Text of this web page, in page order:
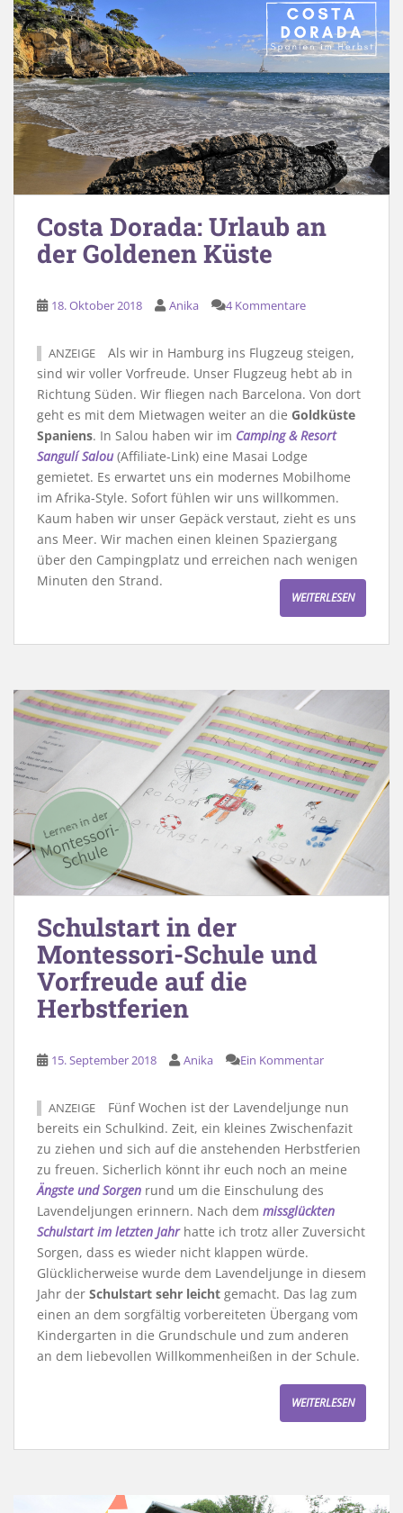
Costa Dorada: Urlaub an
der Goldenen Küste
18. Oktober 2018 Anika 4 Kommentare
ANZEIGE
Als wir in Hamburg ins Flugzeug steigen,
sind wir voller Vorfreude. Unser Flugzeug hebt ab in
Richtung Süden. Wir fliegen nach Barcelona. Von dort
geht es mit dem Mietwagen weiter an die Goldküste
Spaniens. In Salou haben wir im Camping & Resort
Sangulí Salou (Affiliate-Link) eine Masai Lodge
gemietet. Es erwartet uns ein modernes Mobilhome
im Afrika-Style. Sofort fühlen wir uns willkommen.
Kaum haben wir unser Gepäck verstaut, zieht es uns
ans Meer. Wir machen einen kleinen Spaziergang
über den Campingplatz und erreichen nach wenigen
Minuten den Strand.
WEITERLESEN
Schulstart in der
Montessori-Schule und
Vorfreude auf die
Herbstferien
15. September 2018 Anika Ein Kommentar
ANZEIGE
Fünf Wochen ist der Lavendeljunge nun
bereits ein Schulkind. Zeit, ein kleines Zwischenfazit
zu ziehen und sich auf die anstehenden Herbstferien
zu freuen. Sicherlich könnt ihr euch noch an meine
Ängste und Sorgen rund um die Einschulung des
Lavendeljungen erinnern. Nach dem missglückten
Schulstart im letzten Jahrhatte ich trotz aller Zuversicht
Sorgen, dass es wieder nicht klappen würde.
Glücklicherweise wurde dem Lavendeljunge in diesem
Jahr der Schulstart sehr leicht gemacht. Das lag zum
einen an dem sorgfältig vorbereiteten Übergang vom
Kindergarten in die Grundschule und zum anderen
an dem liebevollen Willkommenheißen in der Schule.
WEITERLESEN